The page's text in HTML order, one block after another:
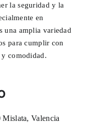
la seguridad y la
en
una amplia variedad
para cumplir con
y comodidad.
Mislata, Valencia